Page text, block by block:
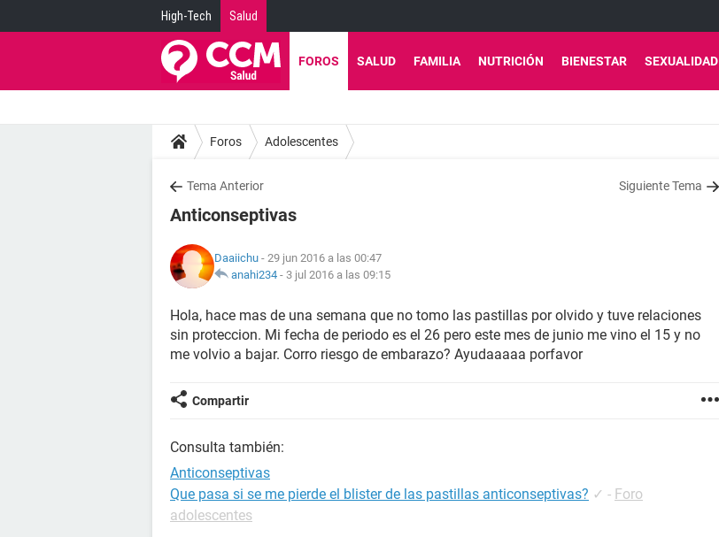
High-Tech Salud
FOROS SALUD FAMILIA NUTRICIÓN BIENESTAR SEXUALIDAD
Foros Adolescentes
Tema Anterior Siguiente Tema
Anticonseptivas
Daaiichu - 29 jun 2016 a las 00:47
anahi234 - 3 jul 2016 a las 09:15
Hola, hace mas de una semana que no tomo las pastillas por olvido y tuve relaciones
sin proteccion. Mi fecha de periodo es el 26 pero este mes de junio me vino el 15 y no
me volvio a bajar. Corro riesgo de embarazo? Ayudaaaaa porfavor
Compartir
Consulta también:
Anticonseptivas
Que pasa si se me pierde el blister de las pastillas anticonseptivas? ✓ - Foro
adolescentes